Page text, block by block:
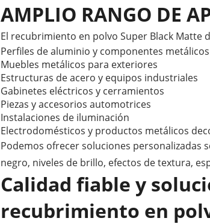
AMPLIO RANGO DE
El recubrimiento en polvo Super Black Matte
Perfiles de aluminio y componentes
Muebles metálicos para exteriores
Estructuras de acero y equipos industriales
Gabinetes eléctricos y cerramientos
Piezas y accesorios automotrices
Instalaciones de iluminación
Electrodomésticos y productos metálicos
Podemos ofrecer soluciones personalizadas
negro, niveles de brillo, efectos de textura,
Calidad fiable y
recubrimiento en